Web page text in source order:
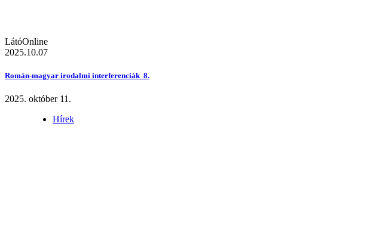
LátóOnline
2025.10.07
Román-magyar irodalmi interferenciák 8.
2025. október 11.
Hírek